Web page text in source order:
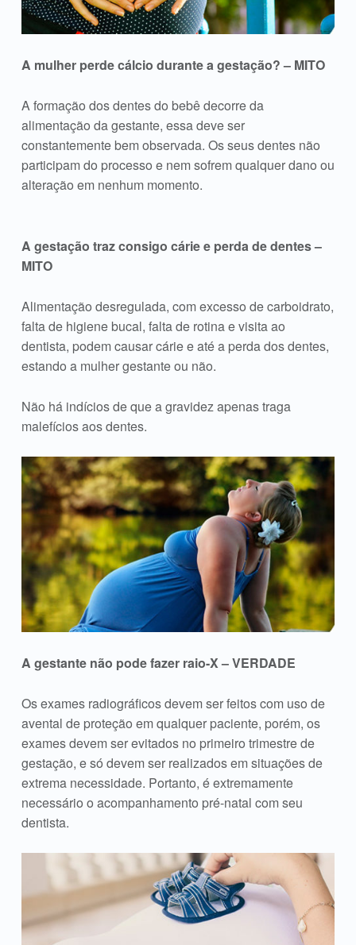
A mulher perde cálcio durante a gestação? – MITO
A formação dos dentes do bebê decorre da
alimentação da gestante, essa deve ser
constantemente bem observada. Os seus dentes não
participam do processo e nem sofrem qualquer dano ou
alteração em nenhum momento.
A gestação traz consigo cárie e perda de dentes –
MITO
Alimentação desregulada, com excesso de carboidrato,
falta de higiene bucal, falta de rotina e visita ao
dentista, podem causar cárie e até a perda dos dentes,
estando a mulher gestante ou não.
Não há indícios de que a gravidez apenas traga
malefícios aos dentes.
A gestante não pode fazer raio-X – VERDADE
Os exames radiográficos devem ser feitos com uso de
avental de proteção em qualquer paciente, porém, os
exames devem ser evitados no primeiro trimestre de
gestação, e só devem ser realizados em situações de
extrema necessidade. Portanto, é extremamente
necessário o acompanhamento pré-natal com seu
dentista.